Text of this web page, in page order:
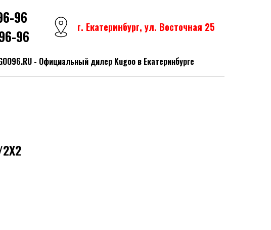
96
96
г. Екатеринбург, ул. Восточная 25
- Официальный дилер Kugoo в Екатеринбурге